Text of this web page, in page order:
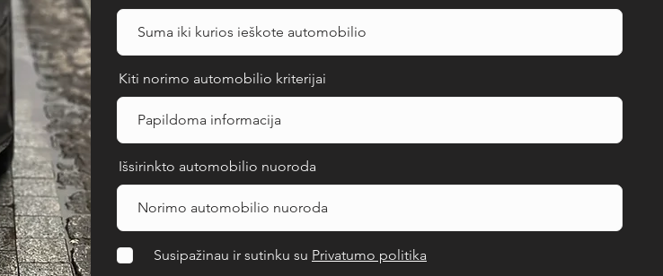
Kiti norimo automobilio kriterijai
Išsirinkto automobilio nuoroda
Susipažinau ir sutinku su Privatumo politika